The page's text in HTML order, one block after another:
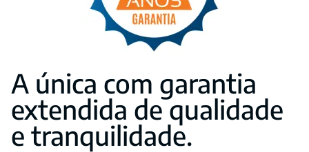
A única com garantia
extendida de qualidade
e tranquilidade.